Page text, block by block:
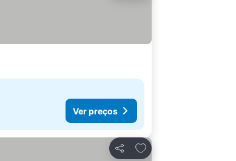
Ver preços
Partilhar
Adicionar aos favoritos